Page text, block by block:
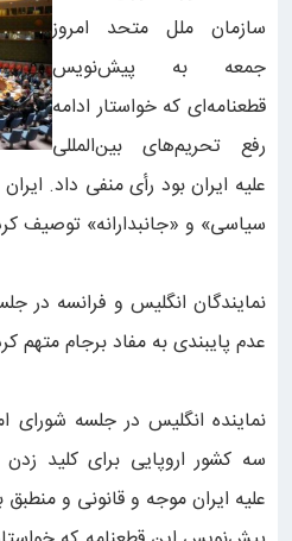
سازمان ملل متحد امروز
جمعه به پیش‌نویس
قطعنامه‌ای که خواستار ادامه
رفع تحریم‌های بین‌المللی
علیه ایران بود رأی منفی داد.
سیاسی» و «جانبدارانه» توصیف
نمایندگان انگلیس و فرانسه در
عدم پایبندی به مفاد برجام متهم
نماینده انگلیس در جلسه
سه کشور اروپایی برای کلید
علیه ایران موجه و قانونی و منطبق با